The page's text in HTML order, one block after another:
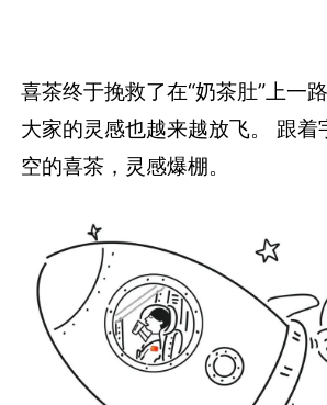
喜茶终于挽救了在“奶茶肚”上一
大家的灵感也越来越放飞。 跟着
空的喜茶，灵感爆棚。